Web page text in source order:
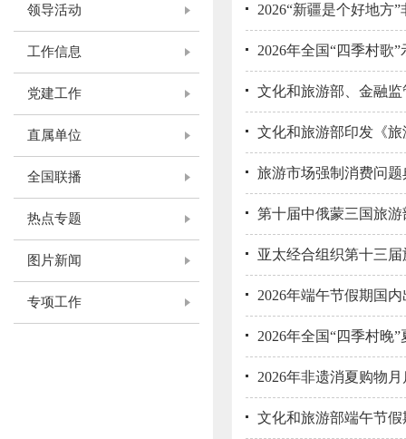
领导活动
工作信息
党建工作
直属单位
全国联播
热点专题
图片新闻
专项工作
2026“新疆是个好地方
2026年全国“四季村歌
文化和旅游部、金融
文化和旅游部印发《
旅游市场强制消费问
第十届中俄蒙三国旅
亚太经合组织第十三
2026年端午节假期国
2026年全国“四季村晚
2026年非遗消夏购物月
文化和旅游部端午节